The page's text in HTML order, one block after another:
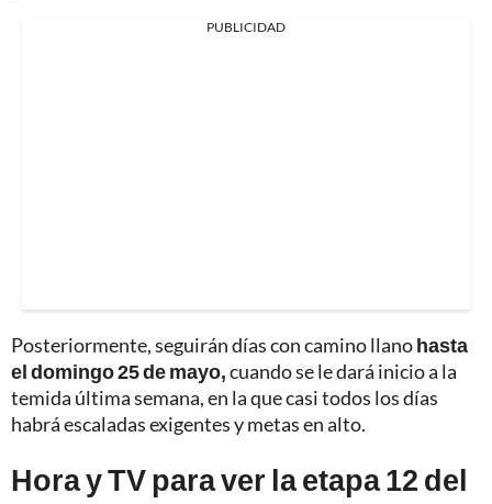
PUBLICIDAD
Posteriormente, seguirán días con camino llanohasta
el domingo 25 de mayo,cuando se le dará inicio a la
temida última semana, en la que casi todos los días
habrá escaladas exigentes y metas en alto.
Hora y TV para ver la etapa 12 del